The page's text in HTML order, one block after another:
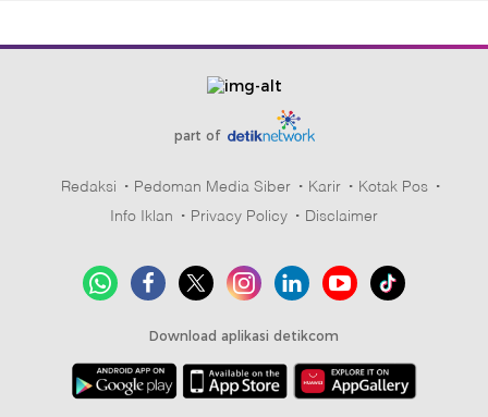
part of
Redaksi Pedoman Media Siber Karir
Kotak Pos
Info Iklan
Privacy Policy Disclaimer
Download aplikasi detikcom